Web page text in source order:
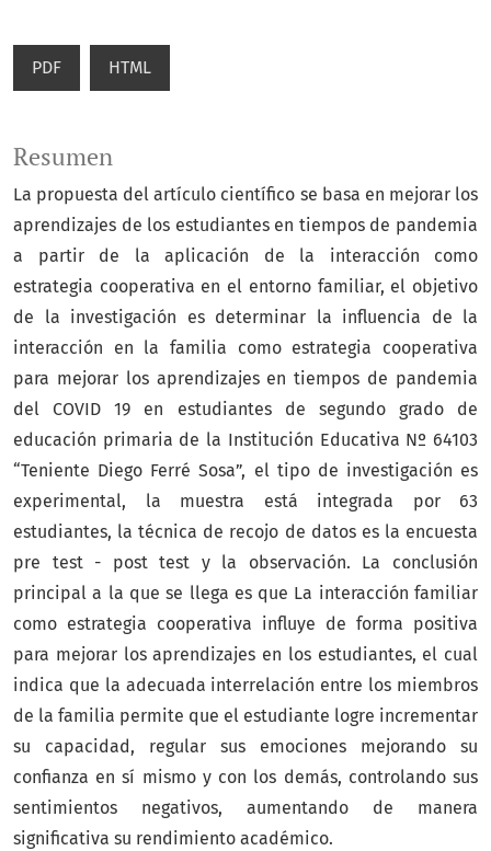
PDF HTML
Resumen
La propuesta del artículo científico se basa en mejorar los
aprendizajes de los estudiantes en tiempos de pandemia
a partir de la aplicación de la interacción como
estrategia cooperativa en el entorno familiar, el objetivo
de la investigación es determinar la influencia de la
interacción en la familia como estrategia cooperativa
para mejorar los aprendizajes en tiempos de pandemia
del COVID 19 en estudiantes de segundo grado de
educación primaria de la Institución Educativa Nº 64103
“Teniente Diego Ferré Sosa”, el tipo de investigación es
experimental, la muestra está integrada por 63
estudiantes, la técnica de recojo de datos es la encuesta
pre test - post test y la observación. La conclusión
principal a la que se llega es que La interacción familiar
como estrategia cooperativa influye de forma positiva
para mejorar los aprendizajes en los estudiantes, el cual
indica que la adecuada interrelación entre los miembros
de la familia permite que el estudiante logre incrementar
su capacidad, regular sus emociones mejorando su
confianza en sí mismo y con los demás, controlando sus
sentimientos negativos, aumentando de manera
significativa su rendimiento académico.